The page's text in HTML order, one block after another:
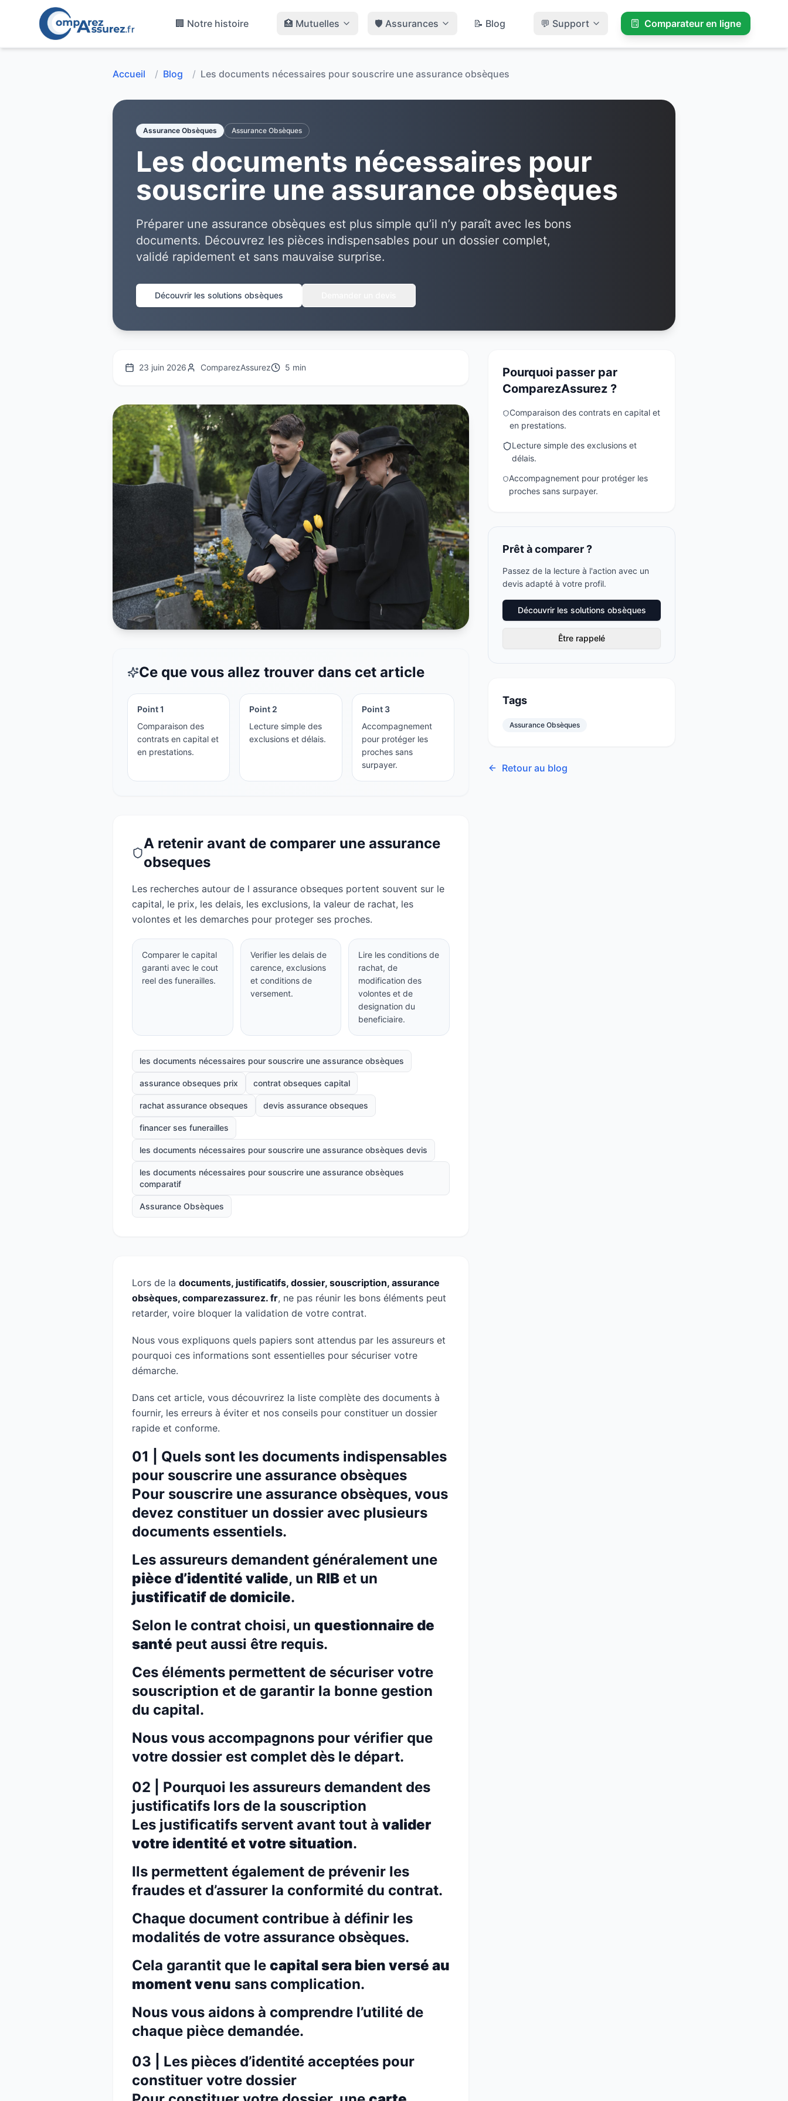
🏢 Notre histoire 🏥 Mutuelles 🛡️ Assurances 📝 Blog 💬 Support Comparateur en ligne
Accueil / Blog / Les documents nécessaires pour souscrire une assurance obsèques
Assurance Obsèques Assurance Obsèques
Les documents nécessaires pour
souscrire une assurance obsèques
Préparer une assurance obsèques est plus simple qu’il n’y paraît avec les bons
documents. Découvrez les pièces indispensables pour un dossier complet,
validé rapidement et sans mauvaise surprise.
Découvrir les solutions obsèques
23 juin 2026 ComparezAssurez 5 min
Ce que vous allez trouver dans cet article
Point1
Comparaison des
contrats en capital et
en prestations.
Point 2
Lecture simple des
exclusions et délais.
Point 3
Accompagnement
pour protéger les
proches sans
surpayer.
A retenir avant de comparer une assurance
obseques
Les recherches autour de l assurance obseques portent souvent sur le
capital, le prix, les delais, les exclusions, la valeur de rachat, les
volontes et les demarches pour proteger ses proches.
Comparer le capital
garanti avec le cout
reel des funerailles.
Verifier les delais de
carence, exclusions
et conditions de
versement.
Lire les conditions de
rachat, de
modification des
volontes et de
designation du
beneficiaire.
les documents nécessaires pour souscrire une assurance obsèques
assurance obseques prix contrat obseques capital
rachat assurance obseques devis assurance obseques
financer ses funerailles
les documents nécessaires pour souscrire une assurance obsèques devis
les documents nécessaires pour souscrire une assurance obsèques
comparatif
Assurance Obsèques
Lors de la documents, justificatifs, dossier, souscription, assurance
obsèques, comparezassurez. fr, ne pas réunir les bons éléments peut
retarder, voire bloquer la validation de votre contrat.
Nous vous expliquons quels papiers sont attendus par les assureurs et
pourquoi ces informations sont essentielles pour sécuriser votre
démarche.
Dans cet article, vous découvrirez la liste complète des documents à
fournir, les erreurs à éviter et nos conseils pour constituer un dossier
rapide et conforme.
01 | Quels sont les documents indispensables
pour souscrire une assurance obsèques
Pour souscrire une assurance obsèques, vous
devez constituer un dossier avec plusieurs
documents essentiels.
Les assureurs demandent généralement une
pièce d’identité valide, un RIB et un
justificatif de domicile.
Selon le contrat choisi, un questionnaire de
santé peut aussi être requis.
Ces éléments permettent de sécuriser votre
souscription et de garantir la bonne gestion
du capital.
Nous vous accompagnons pour vérifier que
votre dossier est complet dès le départ.
02 | Pourquoi les assureurs demandent des
justificatifs lors de la souscription
Les justificatifs servent avant tout à valider
votre identité et votre situation.
Ils permettent également de prévenir les
fraudes et d’assurer la conformité du contrat.
Chaque document contribue à définir les
modalités de votre assurance obsèques.
Cela garantit que le capital sera bien versé au
moment venu sans complication.
Nous vous aidons à comprendre l’utilité de
chaque pièce demandée.
03 | Les pièces d’identité acceptées pour
constituer votre dossier
Pourquoi passer par
ComparezAssurez ?
Comparaison des contrats en capital et
en prestations.
Lecture simple des exclusions et
délais.
Accompagnement pour protéger les
proches sans surpayer.
Prêt à comparer ?
Passez de la lecture à l'action avec un
devis adapté à votre profil.
Découvrir les solutions obsèques
Être rappelé
Tags
Assurance Obsèques
Retour au blog